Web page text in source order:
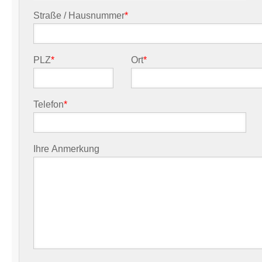
Straße / Hausnummer*
PLZ* Ort*
Telefon*
Ihre Anmerkung